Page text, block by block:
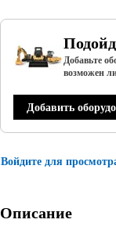
Добавьте
возможен
Добавить
Войдите для
Описание